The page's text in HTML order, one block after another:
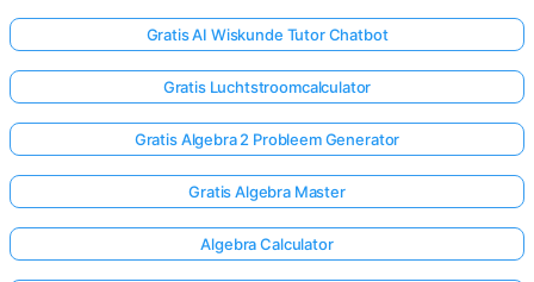
Gratis AI Wiskunde Tutor Chatbot
Gratis Luchtstroomcalculator
Gratis Algebra 2 Probleem Generator
Gratis Algebra Master
Algebra Calculator